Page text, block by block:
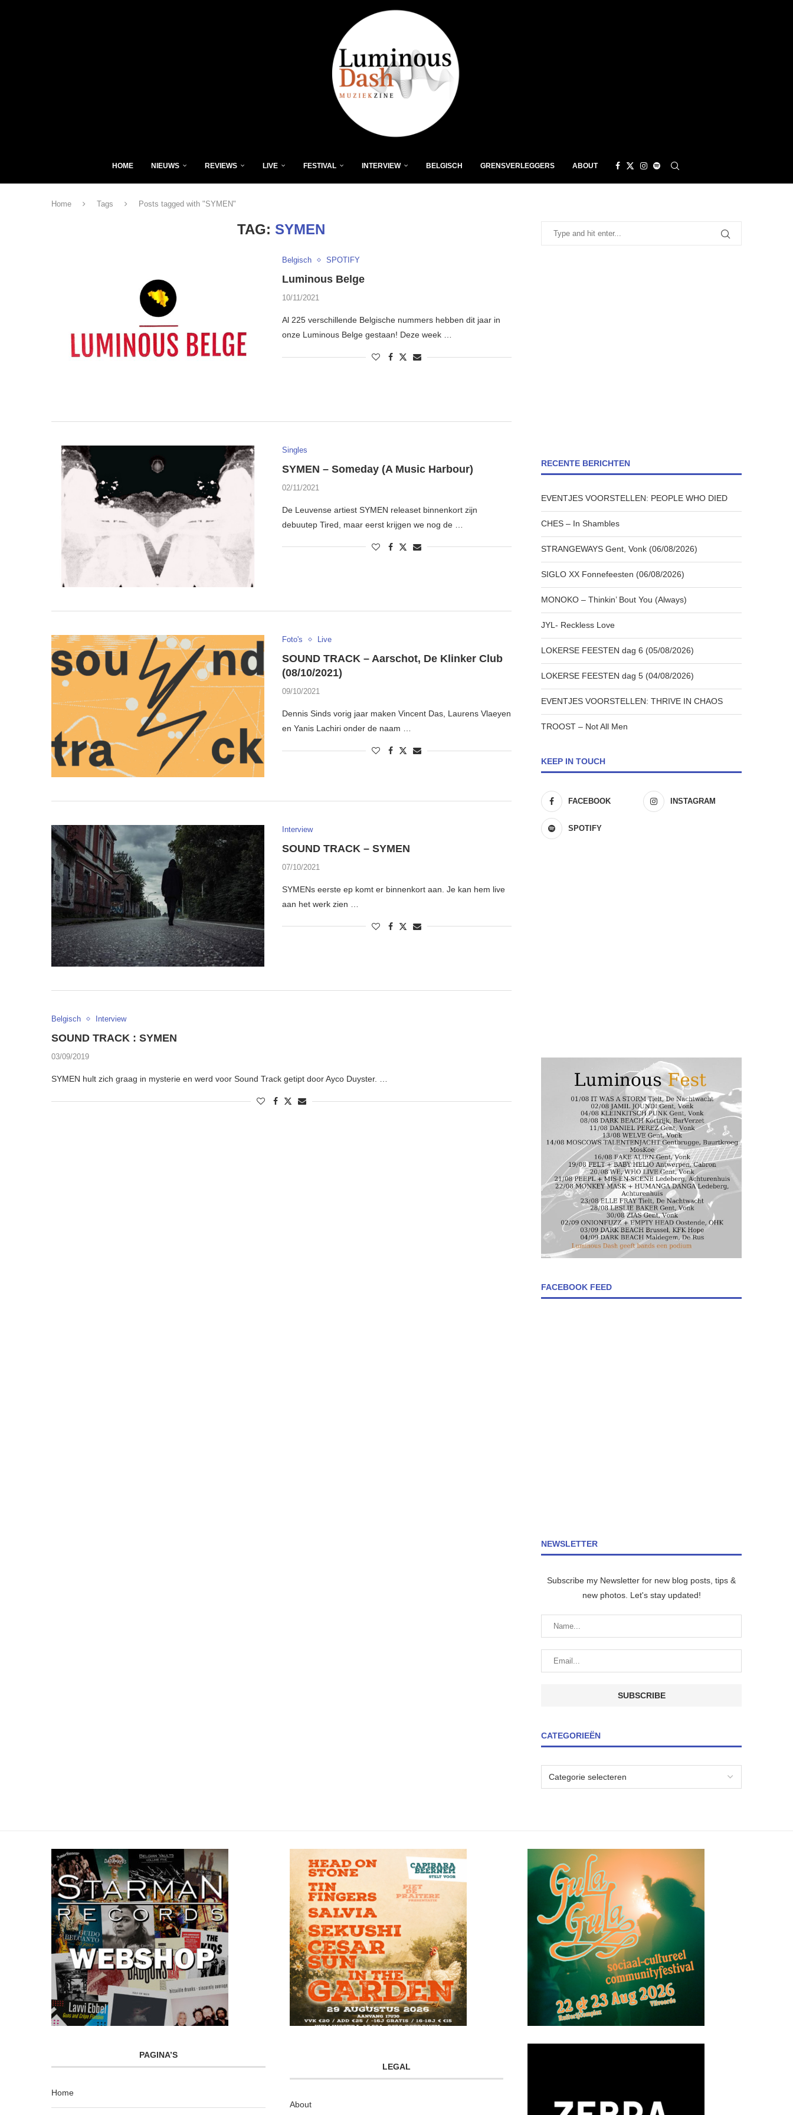
HOME NIEUWS REVIEWS LIVE FESTIVAL INTERVIEW BELGISCH GRENSVERLEGGERS ABOUT
Home Tags Posts tagged with "SYMEN"
TAG: SYMEN
Belgisch SPOTIFY
Luminous Belge
10/11/2021
Al 225 verschillende Belgische nummers hebben dit jaar in
onze Luminous Belge gestaan! Deze week …
Singles
SYMEN – Someday (A Music Harbour)
02/11/2021
De Leuvense artiest SYMEN releaset binnenkort zijn
debuutep Tired, maar eerst krijgen we nog de …
Foto's Live
SOUND TRACK – Aarschot, De Klinker Club
(08/10/2021)
09/10/2021
Dennis Sinds vorig jaar maken Vincent Das, Laurens Vlaeyen
en Yanis Lachiri onder de naam …
Interview
SOUND TRACK – SYMEN
07/10/2021
SYMENs eerste ep komt er binnenkort aan. Je kan hem live
aan het werk zien …
Belgisch Interview
SOUND TRACK : SYMEN
03/09/2019
SYMEN hult zich graag in mysterie en werd voor Sound Track getipt door Ayco Duyster. …
RECENTE BERICHTEN
EVENTJES VOORSTELLEN: PEOPLE WHO DIED
CHES – In Shambles
STRANGEWAYS Gent, Vonk (06/08/2026)
SIGLO XX Fonnefeesten (06/08/2026)
MONOKO – Thinkin’ Bout You (Always)
JYL- Reckless Love
LOKERSE FEESTEN dag 6 (05/08/2026)
LOKERSE FEESTEN dag 5 (04/08/2026)
EVENTJES VOORSTELLEN: THRIVE IN CHAOS
TROOST – Not All Men
KEEP IN TOUCH
FACEBOOK INSTAGRAM
SPOTIFY
FACEBOOK FEED
NEWSLETTER
Subscribe my Newsletter for new blog posts, tips &
new photos. Let's stay updated!
CATEGORIEËN
PAGINA’S
Home
LEGAL
About